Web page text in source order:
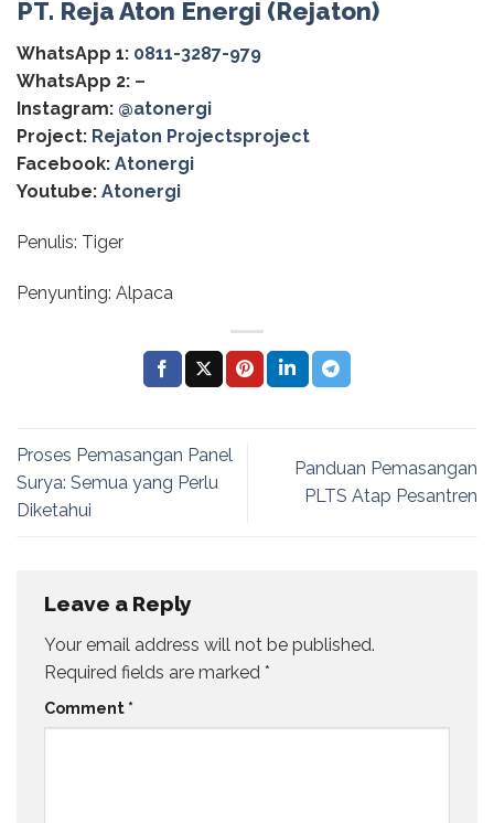
PT. Reja Aton Energi (Rejaton)
WhatsApp 1: 0811-3287-979
WhatsApp 2: –
Instagram: @‌atonergi
Project: Rejaton Projectsproject
Facebook: Atonergi
Youtube: Atonergi
Penulis: Tiger
Penyunting: Alpaca
Proses Pemasangan Panel
Surya: Semua yang Perlu
Diketahui
Panduan Pemasangan
PLTS Atap Pesantren
Leave a Reply
Your email address will not be published.
Required fields are marked *
Comment *